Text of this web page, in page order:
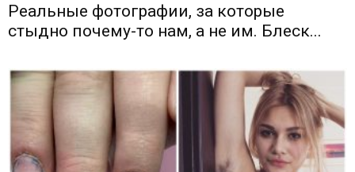
Реальные фотографии, за которые
стыдно почему-то нам, а не им. Блеск...